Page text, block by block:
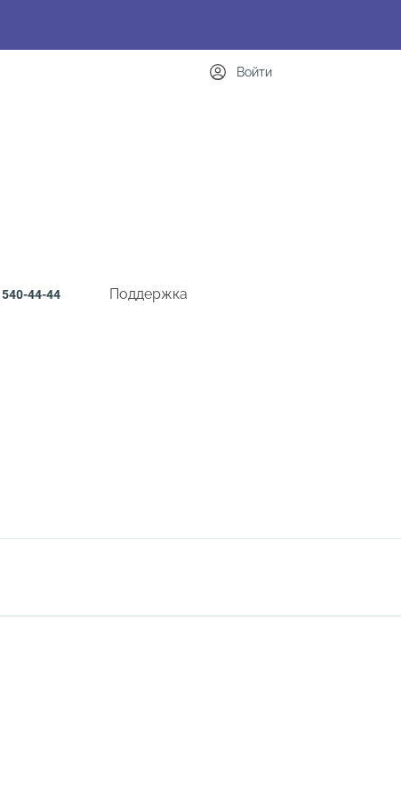
540-44-44 Поддержка
Войти